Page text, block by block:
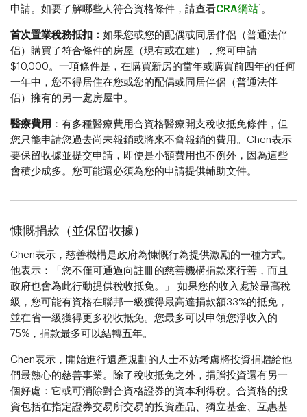
申請。如要了解哪些人符合資格條件，請查看CRA網站1 。
首次置業稅務抵扣： 如果您或您的配偶或同居伴侶（普通法伴
侣）購買了符合條件的房屋（現有或在建），您可申請
$10,000。一項條件是，在購買新房的當年或購買前四年的任何
一年中，您不得居住在您或您的配偶或同居伴侶（普通法伴
侣）擁有的另一處房屋中。
醫療費用 ：有多種醫療費用合資格醫療開支稅收抵免條件，但
您只能申請您過去尚未報銷或將來不會報銷的費用。Chen表示
要保留收據並提交申請，即使是小額費用也不例外，因為這些
會積少成多。您可能還必須為您的申請提供輔助文件。
慷慨捐款（並保留收據）
Chen表示，慈善機構是政府為慷慨行為提供激勵的一種方式。
他表示：「您不僅可通過向註冊的慈善機構捐款來行善，而且
政府也會為此行動提供稅收抵免。」 如果您的收入處於最高稅
級，您可能有資格在聯邦一級獲得最高達捐款額33%的抵免，
並在省一級獲得更多稅收抵免。您最多可以申領您淨收入的
75%，捐款最多可以結轉五年。
Chen表示，開始進行遺產規劃的人士不妨考慮將投資捐贈給他
們最熱心的慈善事業。除了稅收抵免之外，捐贈投資還有另一
個好處：它或可消除對合資格證券的資本利得稅。合資格的投
資包括在指定證券交易所交易的投資產品、獨立基金、互惠基